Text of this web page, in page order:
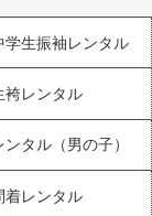
学生振袖レンタル
袴レンタル
タル（男の子）
着レンタル